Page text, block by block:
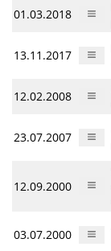
01.03.2018
13.11.2017
12.02.2008
23.07.2007
12.09.2000
03.07.2000